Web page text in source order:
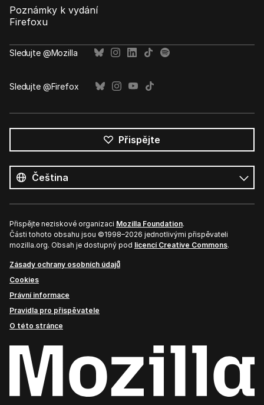
Poznámky k vydání
Firefoxu
Sledujte @Mozilla
Sledujte @Firefox
Přispějte
jazyky
Jazyk
Přispějte neziskové organizaci Mozilla Foundation.
Části tohoto obsahu jsou ©1998–2026 jednotlivými přispěvateli
mozilla.org. Obsah je dostupný pod licencí Creative Commons.
Zásady ochrany osobních údajů
Cookies
Právní informace
Pravidla pro přispěvatele
O této stránce